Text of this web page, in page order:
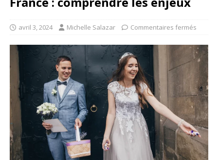
avril 3, 2024 Michelle Salazar Commentaires fermés